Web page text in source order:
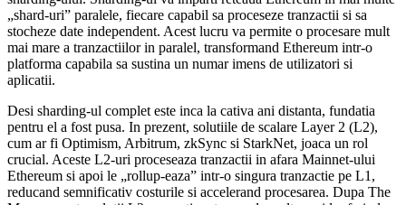
„shard-uri” paralele, fiecare capabil sa proceseze tranzactii si sa
stocheze date independent. Acest lucru va permite o procesare mult
mai mare a tranzactiilor in paralel, transformand Ethereum intr-o
platforma capabila sa sustina un numar imens de utilizatori si
aplicatii.
Desi sharding-ul complet este inca la cativa ani distanta, fundatia
pentru el a fost pusa. In prezent, solutiile de scalare Layer 2 (L2),
cum ar fi Optimism, Arbitrum, zkSync si StarkNet, joaca un rol
crucial. Aceste L2-uri proceseaza tranzactii in afara Mainnet-ului
Ethereum si apoi le „rollup-eaza” intr-o singura tranzactie pe L1,
reducand semnificativ costurile si accelerand procesarea. Dupa The